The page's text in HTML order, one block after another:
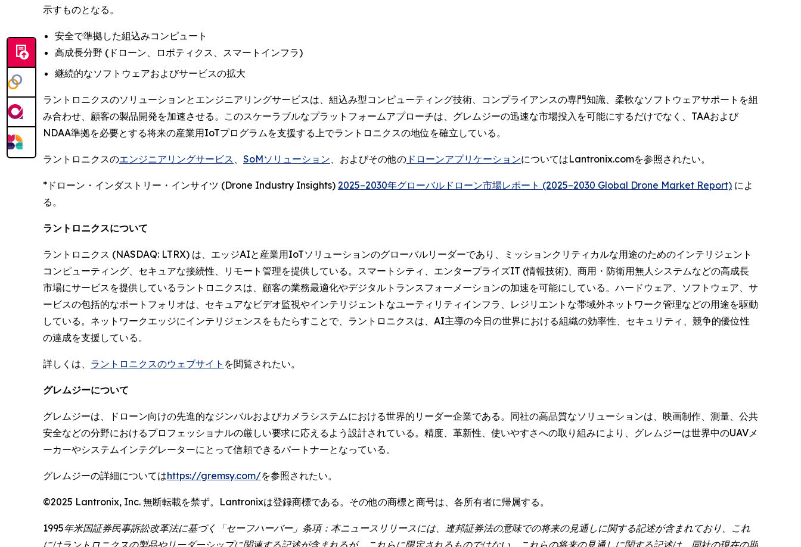
示すものとなる。
安全で準拠した組込みコンピュート
高成長分野 (ドローン、ロボティクス、スマートインフラ)
継続的なソフトウェアおよびサービスの拡大
ラントロニクスのソリューションとエンジニアリングサービスは、組込み型コンピューティング技術、コンプライアンスの専門知識、柔軟なソフトウェアサポートを組
み合わせ、顧客の製品開発を加速させる。このスケーラブルなプラットフォームアプローチは、グレムジーの迅速な市場投入を可能にするだけでなく、TAAおよび
NDAA準拠を必要とする将来の産業用IoTプログラムを支援する上でラントロニクスの地位を確立している。
ラントロニクスのエンジニアリングサービス SoMソリューション 、およびその他の ドローンアプリケーションについてはLantronix.comを参照されたい。
*ドローン・インダストリー・インサイツ (Drone Industry Insights) 2025–2030年グローバルドローン市場レポート (2025–2030 Global Drone Market Report) によ
る。
ラントロニクスについて
ラントロニクス (NASDAQ: LTRX) は、エッジAIと産業用IoTソリューションのグローバルリーダーであり、ミッションクリティカルな用途のためのインテリジェント
コンピューティング、セキュアな接続性、リモート管理を提供している。スマートシティ、エンタープライズIT (情報技術)、商用・防衛用無人システムなどの高成長
市場にサービスを提供しているラントロニクスは、顧客の業務最適化やデジタルトランスフォーメーションの加速を可能にしている。ハードウェア、ソフトウェア、サ
ービスの包括的なポートフォリオは、セキュアなビデオ監視やインテリジェントなユーティリティインフラ、レジリエントな帯域外ネットワーク管理などの用途を駆動
している。ネットワークエッジにインテリジェンスをもたらすことで、ラントロニクスは、AI主導の今日の世界における組織の効率性、セキュリティ、競争的優位性
の達成を支援している。
詳しくは、 ラントロニクスのウェブサイト を閲覧されたい。
グレムジーについて
グレムジーは、ドローン向けの先進的なジンバルおよびカメラシステムにおける世界的リーダー企業である。同社の高品質なソリューションは、映画制作、測量、公共
安全などの分野におけるプロフェッショナルの厳しい要求に応えるよう設計されている。精度、革新性、使いやすさへの取り組みにより、グレムジーは世界中のUAVメ
ーカーやシステムインテグレーターにとって信頼できるパートナーとなっている。
グレムジーの詳細についてはhttps://gremsy.com/を参照されたい。
©2025 Lantronix, Inc. 無断転載を禁ず。Lantronixは登録商標である。その他の商標と商号は、各所有者に帰属する。
1995年米国証券民事訴訟改革法に基づく「セーフハーバー」条項：本ニュースリリースには、連邦証券法の意味での将来の見通しに関する記述が含まれており、これ
にはラントロニクスの製品やリーダーシップに関連する記述が含まれるが、これらに限定されるものではない。これらの将来の見通しに関する記述は、同社の現在の期